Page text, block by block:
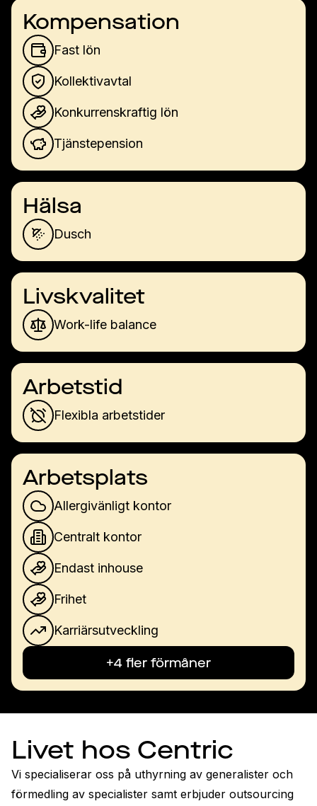
Kompensation
Fast lön
Kollektivavtal
Konkurrenskraftig lön
Tjänstepension
Hälsa
Dusch
Livskvalitet
Work-life balance
Arbetstid
Flexibla arbetstider
Arbetsplats
Allergivänligt kontor
Centralt kontor
Endast inhouse
Frihet
Karriärsutveckling
+4 fler förmåner
Livet hos Centric
Vi specialiserar oss på uthyrning av generalister och
förmedling av specialister samt erbjuder outsourcing